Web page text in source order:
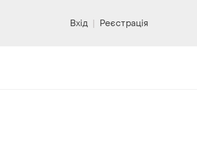
Вхід | Реєстрація